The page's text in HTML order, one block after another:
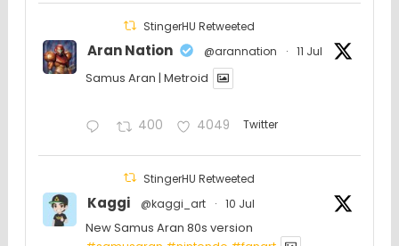
StingerHU Retweeted
Aran Nation @arannation · 11 Jul
Samus Aran | Metroid
400 4049 Twitter
StingerHU Retweeted
Kaggi @kaggi_art · 10 Jul
New Samus Aran 80s version